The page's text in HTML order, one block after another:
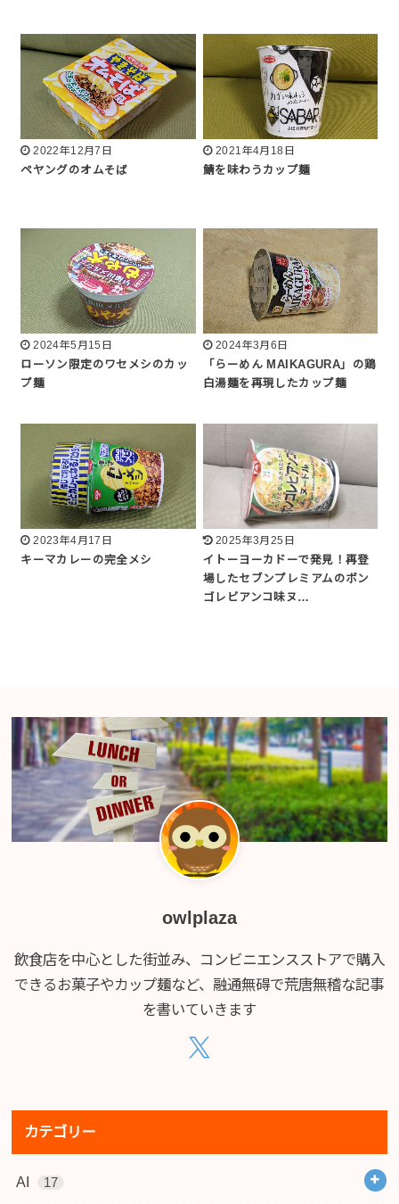
2022年12月7日
ペヤングのオムそば
2021年4月18日
鯖を味わうカップ麺
2024年5月15日
ローソン限定のワセメシのカッ
プ麺
2024年3月6日
「らーめん MAIKAGURA」の鶏
白湯麺を再現したカップ麺
2023年4月17日
キーマカレーの完全メシ
2025年3月25日
イトーヨーカドーで発見！再登
場したセブンプレミアムのボン
ゴレビアンコ味ヌ…
owlplaza
飲食店を中心とした街並み、コンビニエンスストアで購入
できるお菓子やカップ麺など、融通無碍で荒唐無稽な記事
を書いていきます
カテゴリー
AI 17